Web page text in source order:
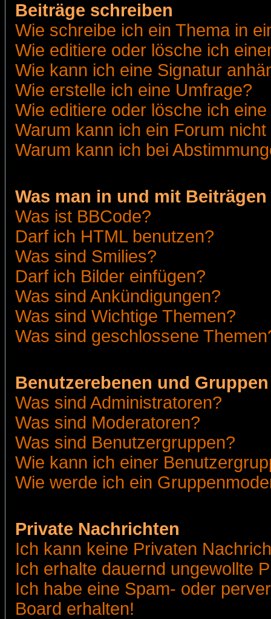
Beiträge schreiben
Wie schreibe ich ein Thema in
Wie editiere oder lösche ich
Wie kann ich eine Signatur
Wie erstelle ich eine Umfrage?
Wie editiere oder lösche ich
Warum kann ich ein Forum
Warum kann ich bei
Was man in und mit
Was ist BBCode?
Darf ich HTML benutzen?
Was sind Smilies?
Darf ich Bilder einfügen?
Was sind Ankündigungen?
Was sind Wichtige Themen?
Was sind geschlossene
Benutzerebenen und Gruppen
Was sind Administratoren?
Was sind Moderatoren?
Was sind Benutzergruppen?
Wie kann ich einer
Wie werde ich ein
Private Nachrichten
Ich kann keine Privaten
Ich erhalte dauernd ungewollte
Ich habe eine Spam- oder
Board erhalten!